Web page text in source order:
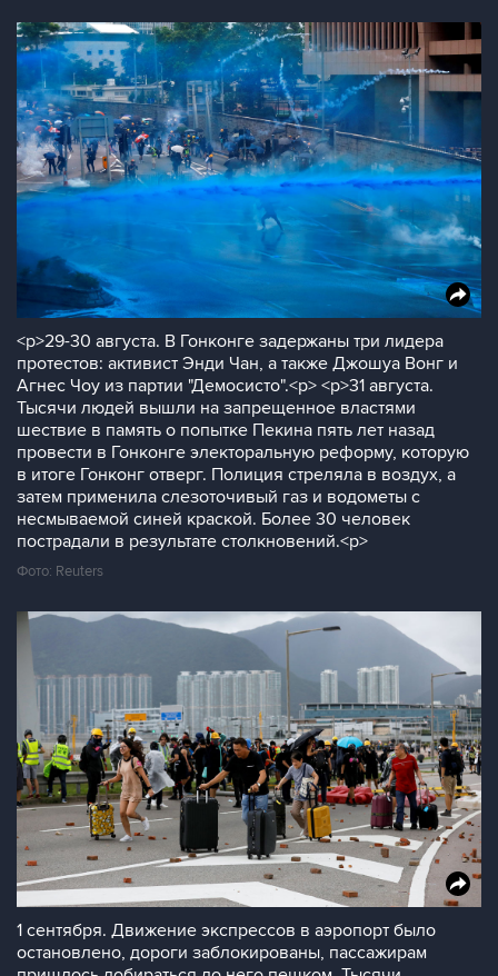
<p>29-30 августа. В Гонконге задержаны три лидера
протестов: активист Энди Чан, а также Джошуа Вонг и
Агнес Чоу из партии "Демосисто".<p> <p>31 августа.
Тысячи людей вышли на запрещенное властями
шествие в память о попытке Пекина пять лет назад
провести в Гонконге электоральную реформу, которую
в итоге Гонконг отверг. Полиция стреляла в воздух, а
затем применила слезоточивый газ и водометы с
несмываемой синей краской. Более 30 человек
пострадали в результате столкновений.<p>
Фото: Reuters
1 сентября. Движение экспрессов в аэропорт было
остановлено, дороги заблокированы, пассажирам